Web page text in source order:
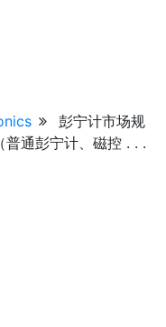
彭宁计市场规
通彭宁计、磁控 . . .